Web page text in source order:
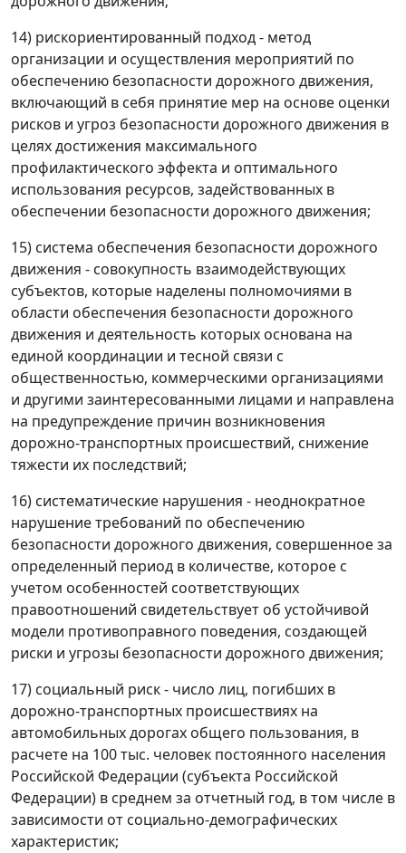
14) рискориентированный подход - метод
организации и осуществления мероприятий по
обеспечению безопасности дорожного движения,
включающий в себя принятие мер на основе оценки
рисков и угроз безопасности дорожного движения в
целях достижения максимального
профилактического эффекта и оптимального
использования ресурсов, задействованных в
обеспечении безопасности дорожного движения;
15) система обеспечения безопасности дорожного
движения - совокупность взаимодействующих
субъектов, которые наделены полномочиями в
области обеспечения безопасности дорожного
движения и деятельность которых основана на
единой координации и тесной связи с
общественностью, коммерческими организациями
и другими заинтересованными лицами и направлена
на предупреждение причин возникновения
дорожно-транспортных происшествий, снижение
тяжести их последствий;
16) систематические нарушения - неоднократное
нарушение требований по обеспечению
безопасности дорожного движения, совершенное за
определенный период в количестве, которое с
учетом особенностей соответствующих
правоотношений свидетельствует об устойчивой
модели противоправного поведения, создающей
риски и угрозы безопасности дорожного движения;
17) социальный риск - число лиц, погибших в
дорожно-транспортных происшествиях на
автомобильных дорогах общего пользования, в
расчете на 100 тыс. человек постоянного населения
Российской Федерации (субъекта Российской
Федерации) в среднем за отчетный год, в том числе в
зависимости от социально-демографических
характеристик;